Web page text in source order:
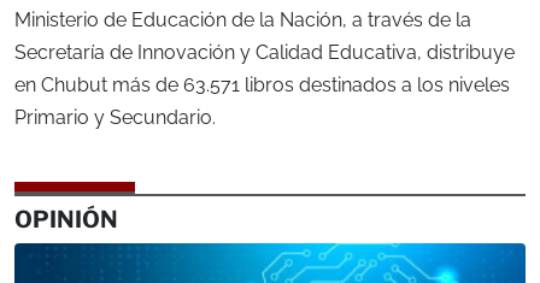
Ministerio de Educación de la Nación, a través de la
Secretaría de Innovación y Calidad Educativa, distribuye
en Chubut más de 63.571 libros destinados a los niveles
Primario y Secundario.
OPINIÓN